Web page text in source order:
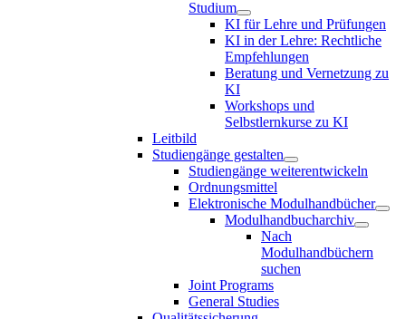
Studium
KI für Lehre und Prüfungen
KI in der Lehre: Rechtliche
Empfehlungen
Beratung und Vernetzung zu
KI
Workshops und
Selbstlernkurse zu KI
Leitbild
Studiengänge gestalten
Studiengänge weiterentwickeln
Ordnungsmittel
Elektronische Modulhandbücher
Modulhandbucharchiv
Nach
Modulhandbüchern
suchen
Joint Programs
General Studies